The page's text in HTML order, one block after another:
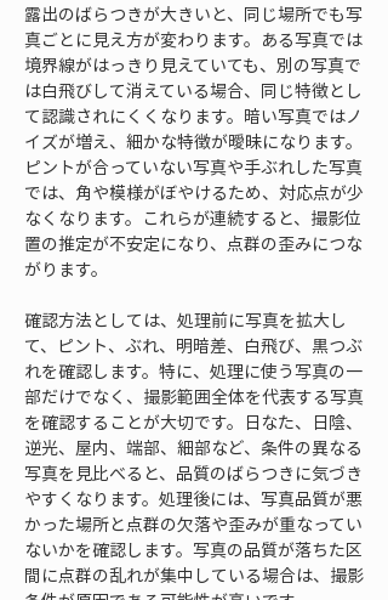
露出のばらつきが大きいと、同じ場所でも写
真ごとに見え方が変わります。ある写真では
境界線がはっきり見えていても、別の写真で
は白飛びして消えている場合、同じ特徴とし
て認識されにくくなります。暗い写真ではノ
イズが増え、細かな特徴が曖昧になります。
ピントが合っていない写真や手ぶれした写真
では、角や模様がぼやけるため、対応点が少
なくなります。これらが連続すると、撮影位
置の推定が不安定になり、点群の歪みにつな
がります。
確認方法としては、処理前に写真を拡大し
て、ピント、ぶれ、明暗差、白飛び、黒つぶ
れを確認します。特に、処理に使う写真の一
部だけでなく、撮影範囲全体を代表する写真
を確認することが大切です。日なた、日陰、
逆光、屋内、端部、細部など、条件の異なる
写真を見比べると、品質のばらつきに気づき
やすくなります。処理後には、写真品質が悪
かった場所と点群の欠落や歪みが重なってい
ないかを確認します。写真の品質が落ちた区
間に点群の乱れが集中している場合は、撮影